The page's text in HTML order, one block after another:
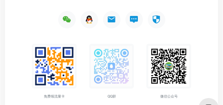
免费领流量卡 QQ群 微信公众号